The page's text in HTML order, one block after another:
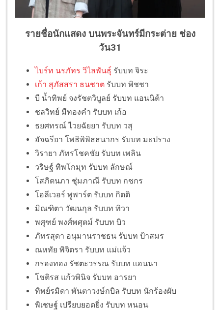
รายชื่อนักแสดง บนพระจันทร์มีกระต่าย ช่อง
วัน31
ไบร์ท นรภัทร วิไลพันธุ์ รับบท จิระ
เก้า สุภัสสรา ธนชาต รับบท พิชชา
บี น้ำทิพย์ จงรัชตวิบูลย์ รับบท แอนนิต้า
ชลวิทย์ มีทองคำ รับบท เก้อ
ธยศทรณ์ ไวยฉัยยา รับบท วสุ
อัจฉรียา โพธิพิพิธธนากร รับบท มะปราง
วิรายา ภัทรโชคชัย รับบท เพลิน
วริษฐ์ ทิพโกมุท รับบท ลักษณ์
โสภิตนภา ชุ่มภาณี รับบท กชกร
โอลีเวอร์ พูพาร์ต รับบท กิตติ
มิณฑิตา วัฒนกุล รับบท ทิวา
พศุฑย์ พงศ์พศุตม์ รับบท บิว
ภัทรสุดา อนุมานราชธน รับบท ป้าสมร
ณหทัย พิจิตรา รับบท แม่แจ้ว
กรองทอง รัชตะวรรณ รับบท แอนนา
โชติรส แก้วพินิจ รับบท อารยา
ทิพย์รมิดา พันตาวงษ์กบิล รับบท นักร้องผับ
พิเชษฐ์ เปรียบยอดยิ่ง รับบท หนอน